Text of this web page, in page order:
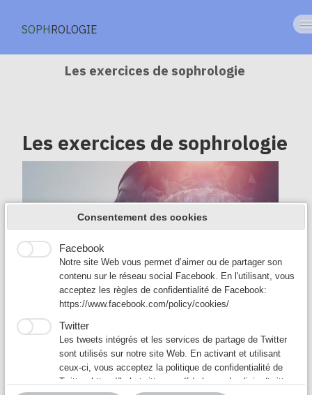
SOPHROLOGIE
Examen
addiction
Restaurer la confiance
chez l'enfant
Mieux vivre
La respiration
Les Sèances▼
Sophrologie en groupe
Les exercices de sophrologie
Les exercices de sophrologie
Les relaxations dynamiques sont des exercices
inspirés du yoga. Ils sont composés de mouvements
doux associés à la respiration contrôlée. Une partie
des exercice permettent la détente d'une zone du
corps, aussi on y ajoute parfois la suggestion
Consentement des cookies
Google Analytics est un service utilisé sur notre site Web
qui permet de suivre, de signaler le trafic et de mesurer la
manière dont les utilisateurs interagissent avec le contenu
de notre site Web afin de l’améliorer et de fournir de
Facebook
Notre site Web vous permet d’aimer ou de partager son
contenu sur le réseau social Facebook. En l'utilisant, vous
acceptez les règles de confidentialité de Facebook:
https://www.facebook.com/policy/cookies/
Twitter
Les tweets intégrés et les services de partage de Twitter
sont utilisés sur notre site Web. En activant et utilisant
ceux-ci, vous acceptez la politique de confidentialité de
Twitter:https://help.twitter.com/fr/rules-and-policies/twitter-